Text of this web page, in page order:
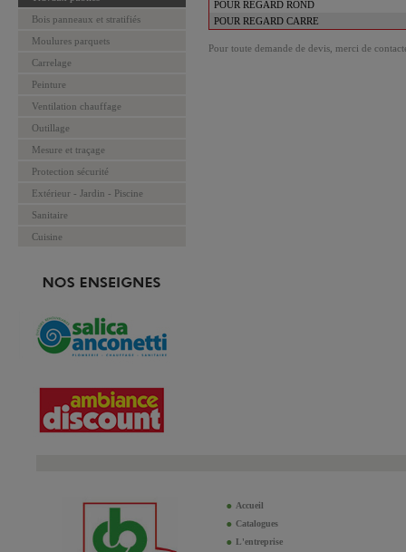
Bois panneaux et stratifiés
Moulures parquets
Carrelage
Peinture
Ventilation chauffage
Outillage
Mesure et traçage
Protection sécurité
Extérieur - Jardin - Piscine
Sanitaire
Cuisine
POUR REGARD ROND
POUR REGARD CARRE
Pour toute demande de devis, merci de
Accueil
Catalogues
L'entreprise